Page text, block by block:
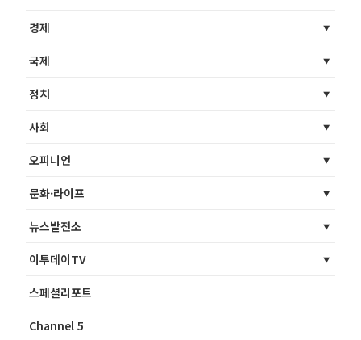
경제
국제
정치
사회
오피니언
문화·라이프
뉴스발전소
이투데이TV
스페셜리포트
Channel 5